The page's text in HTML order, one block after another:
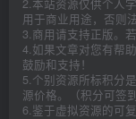
用于商业用途，否则
3.商用请支持正版。
4.如果文章对您有帮
鼓励和支持！
5.个别资源所标积分
源价格。（积分可签到
6.鉴于虚拟资源的可